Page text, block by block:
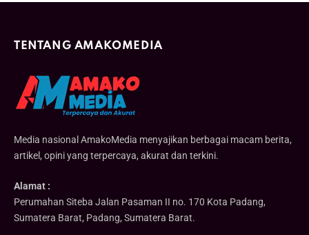
TENTANG AMAKOMEDIA
Media nasional AmakoMedia menyajikan berbagai macam berita,
artikel, opini yang terpercaya, akurat dan terkini.
Alamat :
Perumahan Siteba Jalan Pasaman II no. 170 Kota Padang,
Sumatera Barat, Padang, Sumatera Barat.